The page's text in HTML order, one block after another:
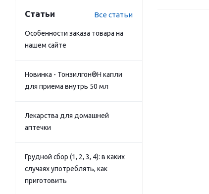
Статьи Все статьи
Особенности заказа товара на
нашем сайте
Новинка - Тонзилгон®Н капли
для приема внутрь 50 мл
Лекарства для домашней
аптечки
Грудной сбор (1, 2, 3, 4): в каких
случаях употреблять, как
приготовить